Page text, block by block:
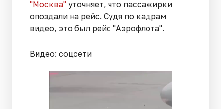
"Москва" уточняет, что пассажирки
опоздали на рейс. Судя по кадрам
видео, это был рейс "Аэрофлота".
Видео: соцсети